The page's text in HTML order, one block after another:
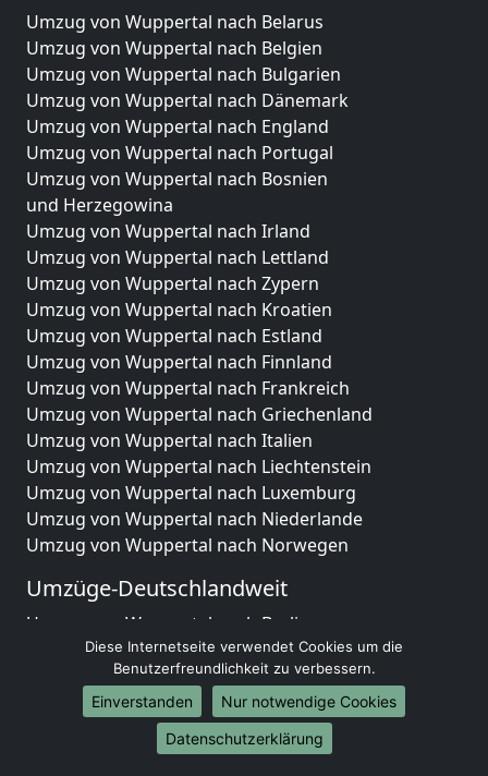
Umzug von Wuppertal nach Belarus
Umzug von Wuppertal nach Belgien
Umzug von Wuppertal nach Bulgarien
Umzug von Wuppertal nach Dänemark
Umzug von Wuppertal nach England
Umzug von Wuppertal nach Portugal
Umzug von Wuppertal nach Bosnien
und Herzegowina
Umzug von Wuppertal nach Irland
Umzug von Wuppertal nach Lettland
Umzug von Wuppertal nach Zypern
Umzug von Wuppertal nach Kroatien
Umzug von Wuppertal nach Estland
Umzug von Wuppertal nach Finnland
Umzug von Wuppertal nach Frankreich
Umzug von Wuppertal nach Griechenland
Umzug von Wuppertal nach Italien
Umzug von Wuppertal nach Liechtenstein
Umzug von Wuppertal nach Luxemburg
Umzug von Wuppertal nach Niederlande
Umzug von Wuppertal nach Norwegen
Umzüge-Deutschlandweit
Umzug von Wuppertal nach Berlin
Umzug von Wuppertal nach Hamburg
Umzug von Wuppertal nach München
Umzug von Wuppertal nach Köln
Umzug von Wuppertal nach Frankfurt am Main
Umzug von Wuppertal nach Stuttgart
Diese Internetseite verwendet Cookies um die
Benutzerfreundlichkeit zu verbessern.
Einverstanden
Nur notwendige Cookies
Datenschutzerklärung